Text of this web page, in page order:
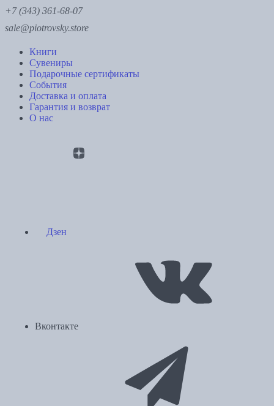
+7 (343) 361-68-07
sale@piotrovsky.store
Книги
Сувениры
Подарочные сертификаты
События
Доставка и оплата
Гарантия и возврат
О нас
Дзен
Вконтакте